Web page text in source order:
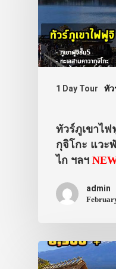
1 Day Tour ทัว
ทัวร์ภูเขาไฟ
กุจิโกะ แวะ
ไก ฯลฯ
admin